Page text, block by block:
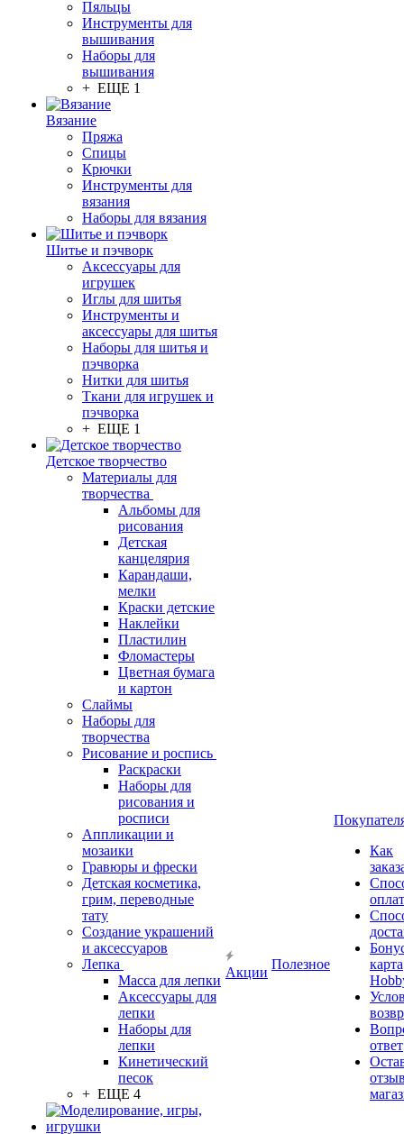
Пяльцы
Инструменты для
вышивания
Наборы для
вышивания
+ ЕЩЕ 1
Вязание
Пряжа
Спицы
Крючки
Инструменты для
вязания
Наборы для вязания
Шитье и пэчворк
Аксессуары для
игрушек
Иглы для шитья
Инструменты и
аксессуары для шитья
Наборы для шитья и
пэчворка
Нитки для шитья
Ткани для игрушек и
пэчворка
+ ЕЩЕ 1
Детское творчество
Материалы для
творчества
Альбомы для
рисования
Детская
канцелярия
Карандаши,
мелки
Краски детские
Наклейки
Пластилин
Фломастеры
Цветная бумага
и картон
Слаймы
Наборы для
творчества
Рисование и роспись
Раскраски
Наборы для
рисования и
росписи
Аппликации и
мозаики
Гравюры и фрески
Детская косметика,
грим, переводные
тату
Создание украшений
и аксессуаров
Лепка
Масса для лепки
Аксессуары для
лепки
Наборы для
лепки
Кинетический
песок
+ ЕЩЕ 4
Акции
Полезное
Как
карта
ответ